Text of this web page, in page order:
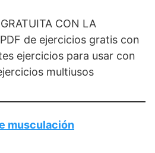
CON LA
de ejercicios gratis con
ejercicios para usar con
multiusos
musculación